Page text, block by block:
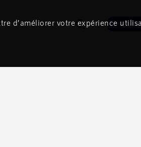
d’améliorer votre expérience